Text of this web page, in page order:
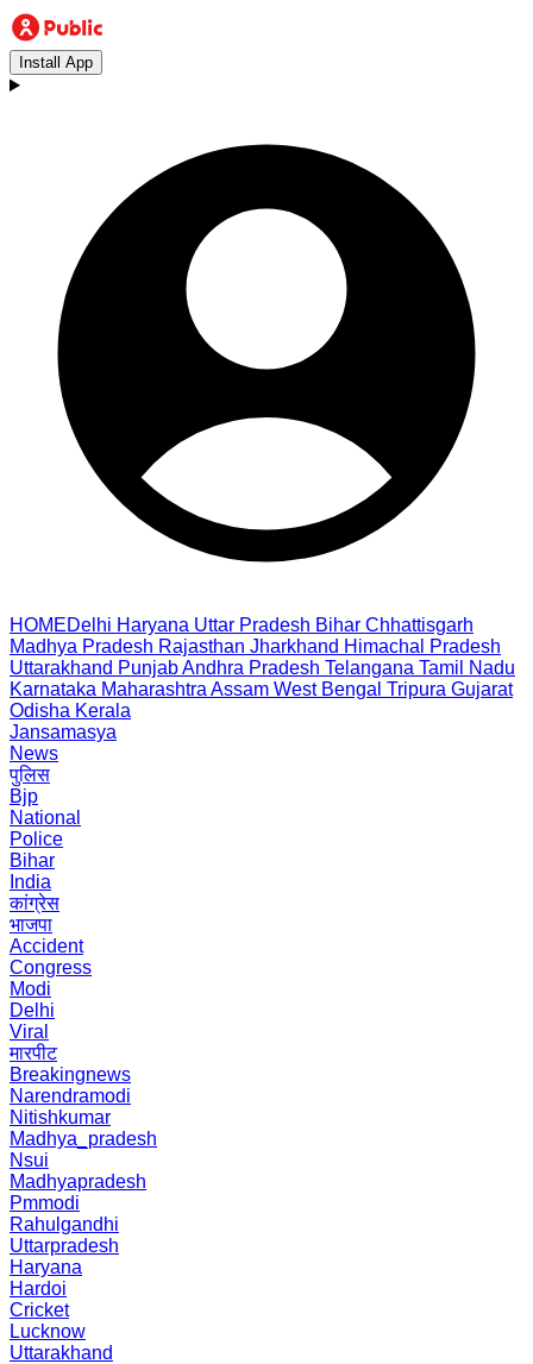
Install App
HOMEDelhi Haryana Uttar Pradesh Bihar Chhattisgarh
Madhya Pradesh Rajasthan Jharkhand Himachal Pradesh
Uttarakhand PunjabAndhra Pradesh Telangana Tamil Nadu
Karnataka Maharashtra Assam West Bengal Tripura Gujarat
Odisha Kerala
Jansamasya
News
पुलिस
Bjp
National
Police
Bihar
India
कांग्रेस
भाजपा
Accident
Congress
Modi
Delhi
Viral
मारपीट
Breakingnews
Narendramodi
Nitishkumar
Madhya_pradesh
Nsui
Madhyapradesh
Pmmodi
Rahulgandhi
Uttarpradesh
Haryana
Hardoi
Cricket
Lucknow
Uttarakhand